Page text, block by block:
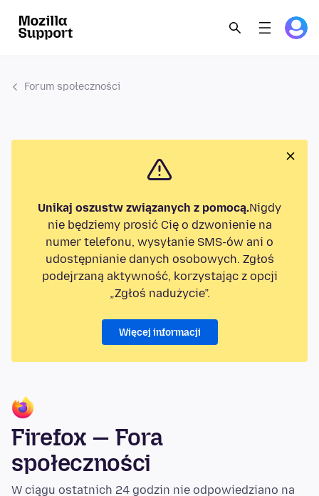
Forum społeczności
Unikaj oszustw związanych z pomocą.Nigdy
nie będziemy prosić Cię o dzwonienie na
numer telefonu, wysyłanie SMS-ów ani o
udostępnianie danych osobowych. Zgłoś
podejrzaną aktywność, korzystając z opcji
„Zgłoś nadużycie”.
Więcej informacji
Firefox — Fora
społeczności
W ciągu ostatnich 24 godzin nie odpowiedziano na